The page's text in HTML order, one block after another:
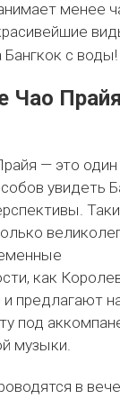
менее
с воды!
Чао
— это
увидеть
как
и предлагают
под
музыки.
в